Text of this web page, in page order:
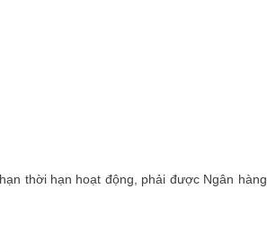
thời hạn hoạt động, phải được Ngân hàng